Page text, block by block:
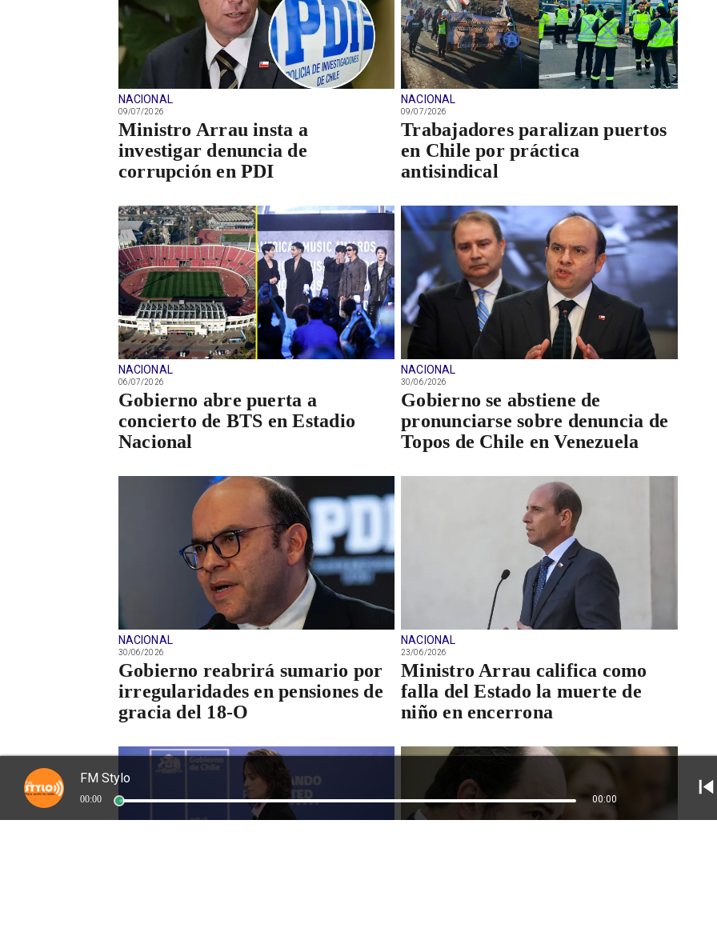
NACIONAL
09/07/2026
Ministro Arrau insta a
investigar denuncia de
corrupción en PDI
NACIONAL
09/07/2026
Trabajadores paralizan puertos
en Chile por práctica
antisindical
NACIONAL
06/07/2026
Gobierno abre puerta a
concierto de BTS en Estadio
Nacional
NACIONAL
30/06/2026
Gobierno se abstiene de
pronunciarse sobre denuncia de
Topos de Chile en Venezuela
NACIONAL
30/06/2026
Gobierno reabrirá sumario por
irregularidades en pensiones de
gracia del 18-O
NACIONAL
23/06/2026
Ministro Arrau califica como
falla del Estado la muerte de
niño en encerrona
FM Stylo
00:00 00:00